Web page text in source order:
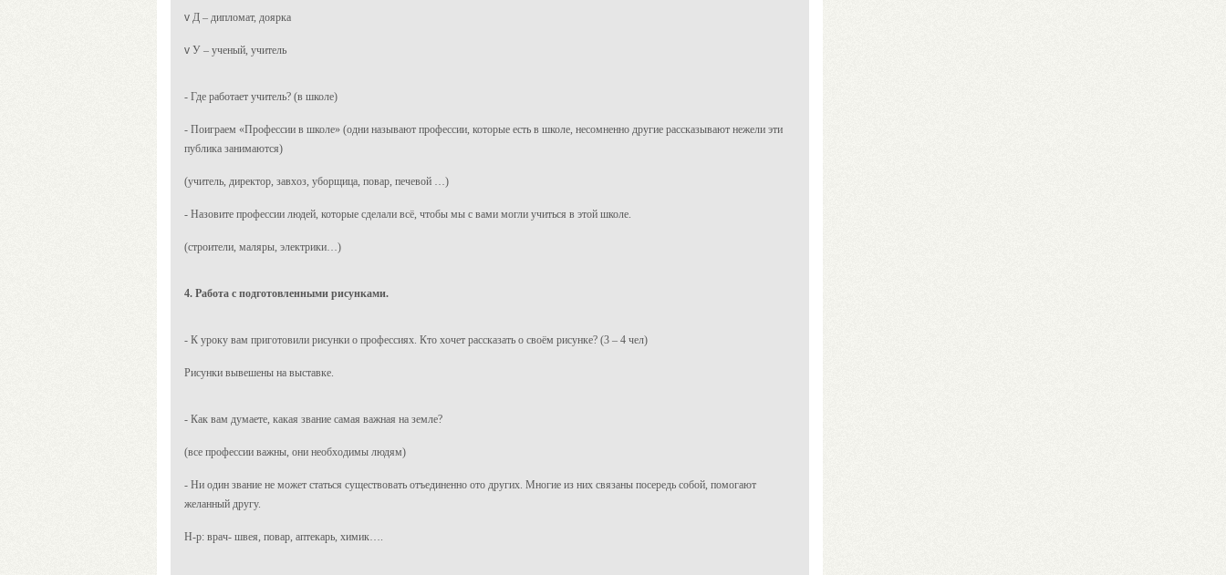
v Д – дипломат, доярка
v У – ученый, учитель
- Где работает учитель? (в школе)
- Поиграем «Профессии в школе» (одни называют профессии, которые есть в школе, несомненно другие рассказывают нежели эти
публика занимаются)
(учитель, директор, завхоз, уборщица, повар, печевой …)
- Назовите профессии людей, которые сделали всё, чтобы мы с вами могли учиться в этой школе.
(строители, маляры, электрики…)
4. Работа с подготовленными рисунками.
- К уроку вам приготовили рисунки о профессиях. Кто хочет рассказать о своём рисунке? (3 – 4 чел)
Рисунки вывешены на выставке.
- Как вам думаете, какая звание самая важная на земле?
(все профессии важны, они необходимы людям)
- Ни один звание не может статься существовать отъединенно ото других. Многие из них связаны посередь собой, помогают
желанный другу.
Н-р: врач- швея, повар, аптекарь, химик….